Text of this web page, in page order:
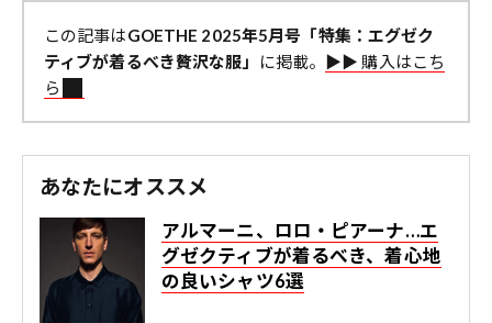
この記事はGOETHE 2025年5月号「特集：エグゼク
ティブが着るべき贅沢な服」
に掲載。
▶︎▶︎ 購入はこち
ら
あなたにオススメ
アルマーニ、ロロ・ピアーナ…エ
グゼクティブが着るべき、着心地
の良いシャツ6選